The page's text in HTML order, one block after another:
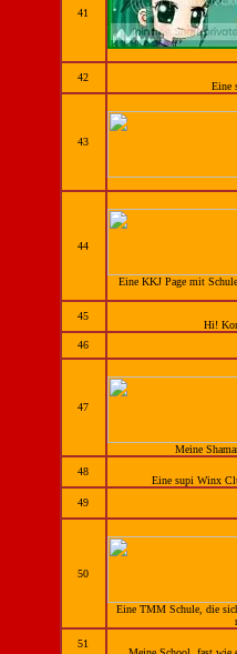
41
42
Eine
43
44
Eine KKJ Page mit
45
Hi!
46
47
Meine
48
Eine supi Winx
49
50
Eine TMM Schule, die
51